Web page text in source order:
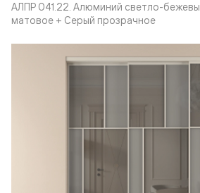
АЛПР 041.22. Алюминий светло-
матовое + Серый прозрачное